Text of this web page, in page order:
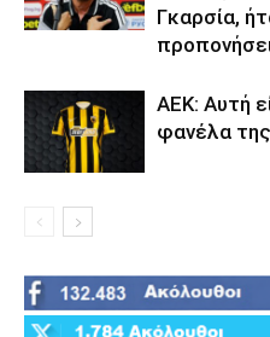
Γκαρσία,
ΑΕΚ: Αυτή
φανέλα